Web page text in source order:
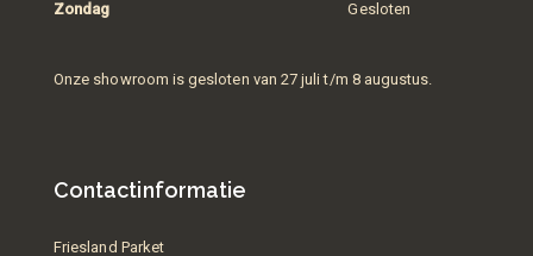
Zondag
Gesloten
Onze showroom is gesloten van 27 juli t/m 8 augustus.
Contactinformatie
Friesland Parket